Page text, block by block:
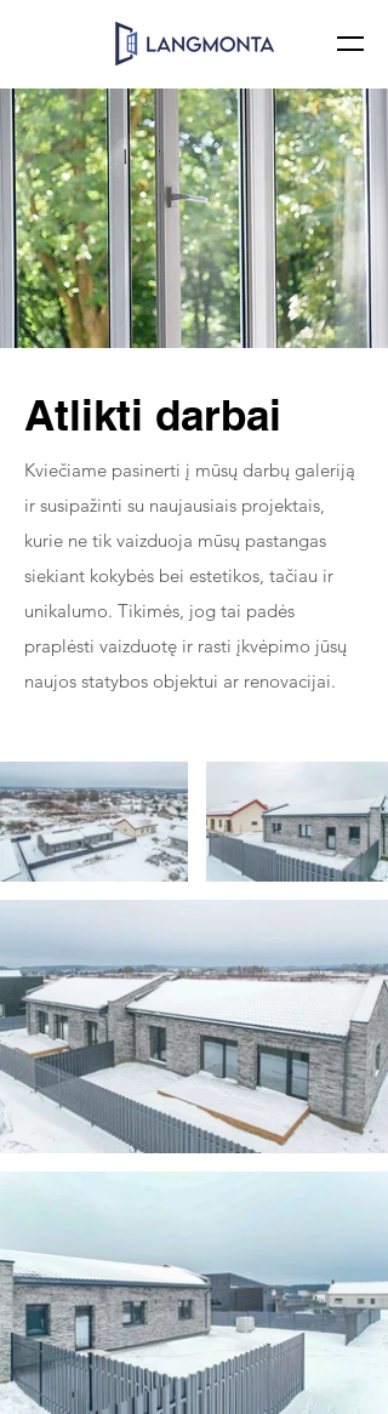
Atlikti darbai
Kviečiame pasinerti į mūsų darbų galeriją
ir susipažinti su naujausiais projektais,
kurie ne tik vaizduoja mūsų pastangas
siekiant kokybės bei estetikos, tačiau ir
unikalumo. Tikimės, jog tai padės
praplėsti vaizduotę ir rasti įkvėpimo jūsų
naujos statybos objektui ar renovacijai.